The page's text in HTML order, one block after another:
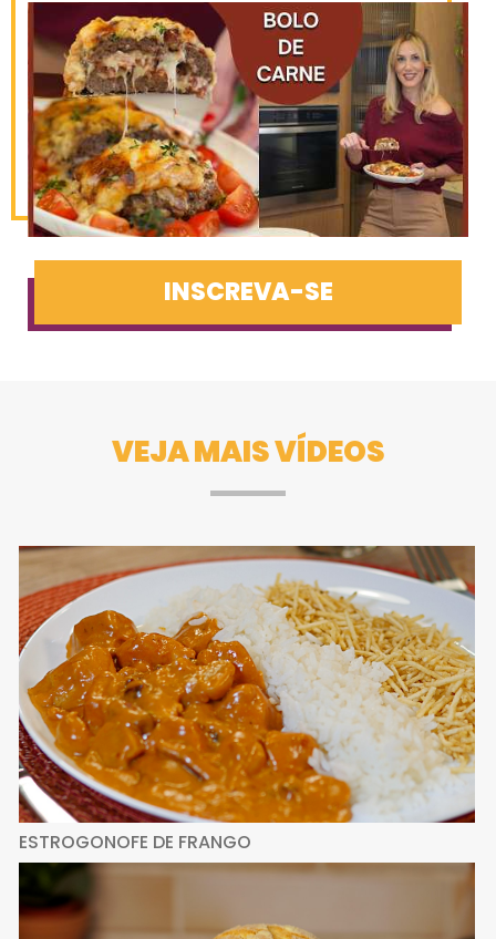
INSCREVA-SE
VEJA MAIS VÍDEOS
ESTROGONOFE DE FRANGO